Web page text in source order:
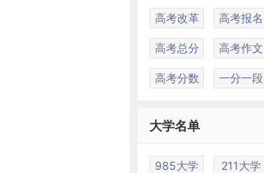
高考改革 高考报名
高考总分 高考作文
高考分数 一分一段
大学名单
985大学 211大学